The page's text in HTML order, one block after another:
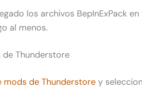
los archivos BepInExPack
al menos.
Thunderstore
mods de Thunderstore y